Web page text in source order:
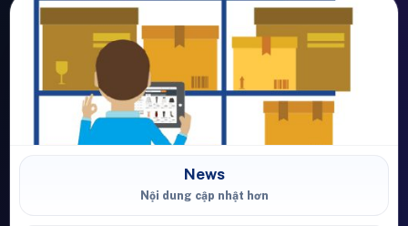
News
Nội dung cập nhật hơn